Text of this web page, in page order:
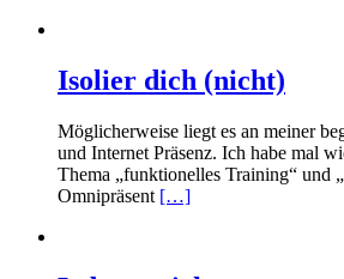
Isolier dich (nicht)
Möglicherweise liegt es an meiner
und Internet Präsenz. Ich habe mal
Thema „funktionelles Training“ und
Omnipräsent […]